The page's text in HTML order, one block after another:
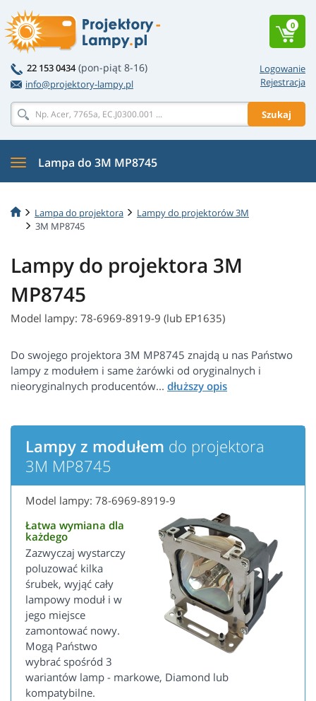
Logowanie
Rejestracja
22 153 0434 (pon-piąt 8-16)
info@projektory-lampy.pl
Szukaj
0
Lampa do 3M MP8745
Lampa do projektora
Lampy do projektorów 3M
3M MP8745
Lampy do projektora 3M
MP8745
Model lampy: 78-6969-8919-9 (lub EP1635)
Do swojego projektora 3M MP8745 znajdą u nas Państwo
lampy z modułem i same żarówki od oryginalnych i
nieoryginalnych producentów...
Lampy z modułem do projektora
3M MP8745
Model lampy: 78-6969-8919-9
Łatwa wymiana dla
każdego
Zazwyczaj wystarczy
poluzować kilka
śrubek, wyjąć cały
lampowy moduł i w
jego miejsce
zamontować nowy.
Mogą Państwo
wybrać spośród 3
wariantów lamp - markowe, Diamond lub
kompatybilne.